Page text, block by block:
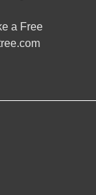
a Free